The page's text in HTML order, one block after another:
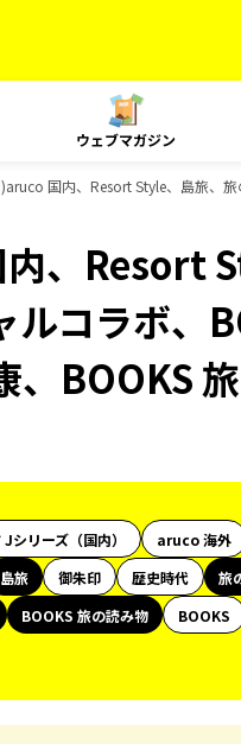
ウェブマガジン
国内、Resort Style、島旅、
、Resort
ルコラボ、
、BOOKS
シリーズ（国内） aruco 海外
島旅 御朱印 歴史時代 旅
BOOKS 旅の読み物 BOOKS